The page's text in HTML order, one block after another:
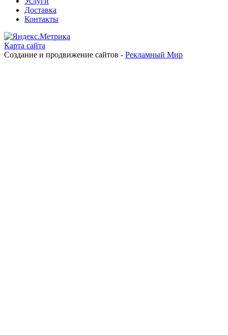
Доставка
Контакты
Карта сайта
Создание и продвижение сайтов - Рекламный Мир